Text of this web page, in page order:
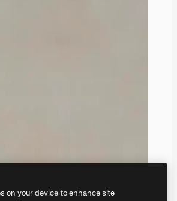
on your device to enhance site